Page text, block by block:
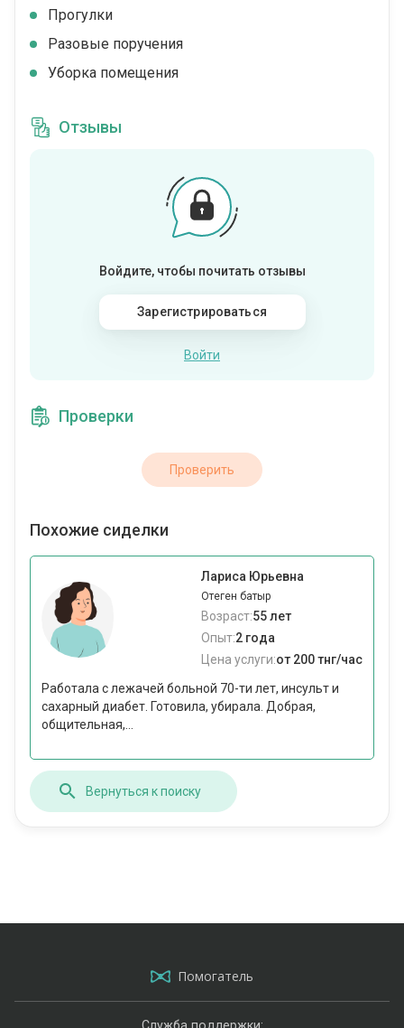
Прогулки
Разовые поручения
Уборка помещения
Отзывы
Войдите, чтобы почитать отзывы
Зарегистрироваться
Войти
Проверки
Проверить
Похожие сиделки
Лариса Юрьевна
Отеген батыр
Возраст:55 лет
Опыт:2 года
Цена услуги:от 200 тнг/час
Работала с лежачей больной 70-ти лет, инсульт и
сахарный диабет. Готовила, убирала. Добрая,
общительная,...
Вернуться к поиску
Помогатель